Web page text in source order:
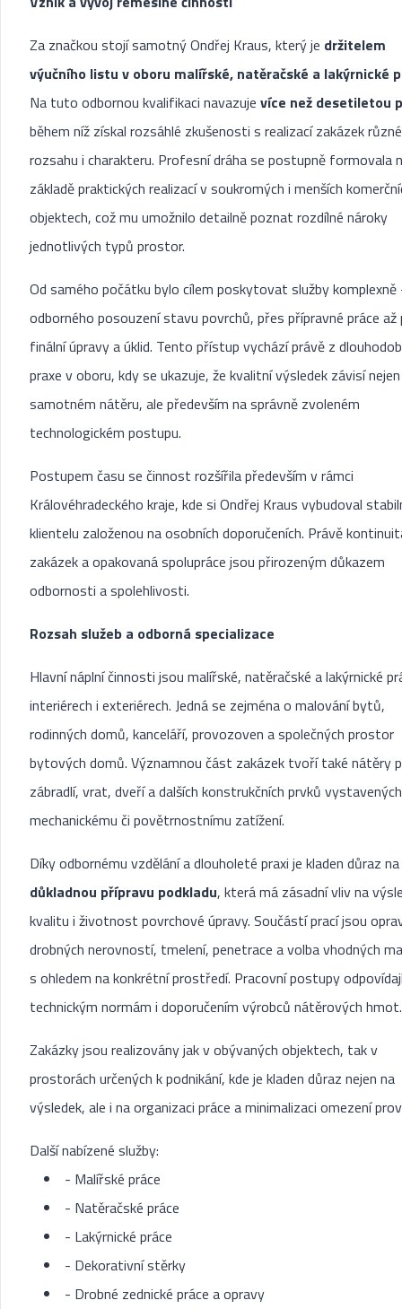
Za značkou stojí samotný Ondřej Kraus, který je držitelem
výučního listu v oboru malířské, natěračské a lakýrnické
Na tuto odbornou kvalifikaci navazuje více než desetiletou
během níž získal rozsáhlé zkušenosti s realizací zakázek
rozsahu i charakteru. Profesní dráha se postupně formovala
základě praktických realizací v soukromých i menších
objektech, což mu umožnilo detailně poznat rozdílné nároky
jednotlivých typů prostor.
Od samého počátku bylo cílem poskytovat služby komplexně
odborného posouzení stavu povrchů, přes přípravné práce až
finální úpravy a úklid. Tento přístup vychází právě z
praxe v oboru, kdy se ukazuje, že kvalitní výsledek závisí
samotném nátěru, ale především na správně zvoleném
technologickém postupu.
Postupem času se činnost rozšířila především v rámci
Královéhradeckého kraje, kde si Ondřej Kraus vybudoval
klientelu založenou na osobních doporučeních. Právě
zakázek a opakovaná spolupráce jsou přirozeným důkazem
odbornosti a spolehlivosti.
Rozsah služeb a odborná specializace
Hlavní náplní činnosti jsou malířské, natěračské a lakýrnické
interiérech i exteriérech. Jedná se zejména o malování bytů,
rodinných domů, kanceláří, provozoven a společných prostor
bytových domů. Významnou část zakázek tvoří také nátěry
zábradlí, vrat, dveří a dalších konstrukčních prvků vystavených
mechanickému či povětrnostnímu zatížení.
Díky odbornému vzdělání a dlouholeté praxi je kladen důraz na
důkladnou přípravu podkladu, která má zásadní vliv na
kvalitu i životnost povrchové úpravy. Součástí prací jsou
drobných nerovností, tmelení, penetrace a volba vhodných
s ohledem na konkrétní prostředí. Pracovní postupy
technickým normám i doporučením výrobců nátěrových hmot.
Zakázky jsou realizovány jak v obývaných objektech, tak v
prostorách určených k podnikání, kde je kladen důraz nejen na
výsledek, ale i na organizaci práce a minimalizaci omezení
Další nabízené služby:
- Malířské práce
- Natěračské práce
- Lakýrnické práce
- Dekorativní stěrky
- Drobné zednické práce a opravy